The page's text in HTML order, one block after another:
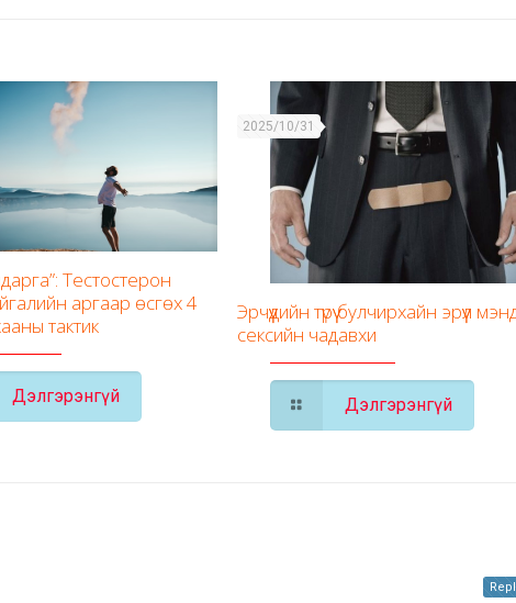
Тестостерон
аргаар өсгөх 4
тактик
Дэлгэрэнгүй
2025/10/31
Эрчүүдийн түрүү булчирхайн эрүүл
сексийн чадавхи
Дэлгэрэнгүй